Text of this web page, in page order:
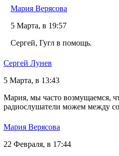
Мария Верясова
5 Марта, в 19:57
Сергей, Гугл в помощь.
Сергей Лунев
5 Марта, в 13:43
Мария, мы часто возмущаемся,
радиослушатели можем между
Мария Верясова
22 Февраля, в 17:44